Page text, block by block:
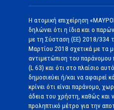
Η ατομική επιχείρηση
δηλώνει ότι η ίδια και ο
με τη Σύσταση (ΕΕ) 2018/334
Μαρτίου 2018 σχετικά με τα
αντιμετώπιση του παράνομου
(L 63) και ότι στο πλαίσιο
δημοσιεύει ή/και να αφαιρεί
κρίνει ότι είναι παράνομο,
άδεια του χρήστη, καθώς και
προληπτικό μέτρο για την